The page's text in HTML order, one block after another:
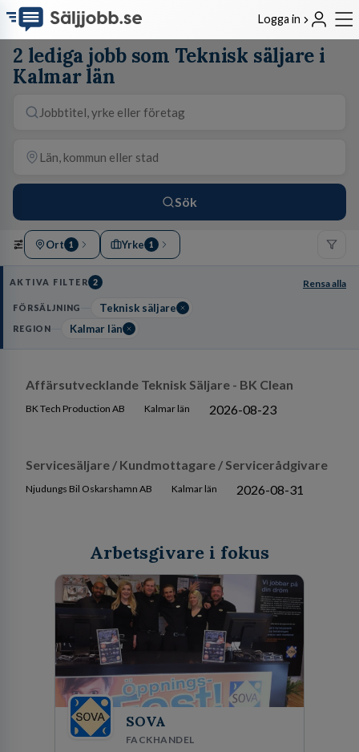
Logga in
2 lediga jobb som Teknisk säljare i
Kalmar län
Sök
Ort 1 Yrke 1
AKTIVA FILTER 2 Rensa alla
FÖRSÄLJNING Teknisk säljare
REGION Kalmar län
Affärsutvecklande Teknisk Säljare - BK Clean
BK Tech Production AB Kalmar län 2026-08-23
Servicesäljare / Kundmottagare / Servicerådgivare
Njudungs Bil Oskarshamn AB Kalmar län 2026-08-31
Arbetsgivare i fokus
SOVA
FACKHANDEL